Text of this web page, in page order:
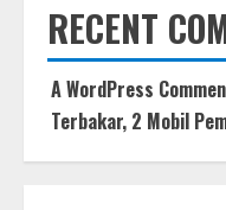
RECENT
A WordPress
Terbakar, 2 Mobil